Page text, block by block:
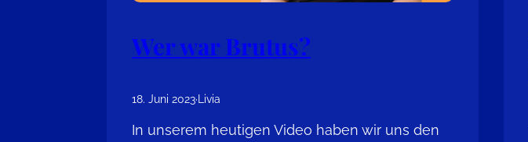
Wer war Brutus?
18. Juni 2023·Livia
In unserem heutigen Video haben wir uns den